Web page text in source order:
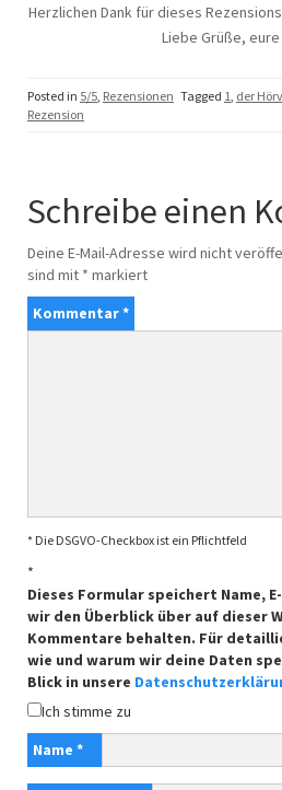
Herzlichen Dank für dieses
Liebe Grüße,
Posted in 5/5, Rezensionen Tagged 1, der
Rezension
Schreibe einen
Deine E-Mail-Adresse wird nicht
sind mit * markiert
Kommentar*
* Die DSGVO-Checkbox ist ein Pflichtfeld
*
Dieses Formular speichert Name,
wir den Überblick über auf dieser
Kommentare behalten. Für
wie und warum wir deine Daten
Blick in unsere
Ich stimme zu
Name *